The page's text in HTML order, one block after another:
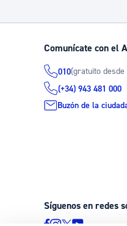
Comunícate con el
010(gratuito
(+34) 943 481 000
Buzón de la
Síguenos en redes